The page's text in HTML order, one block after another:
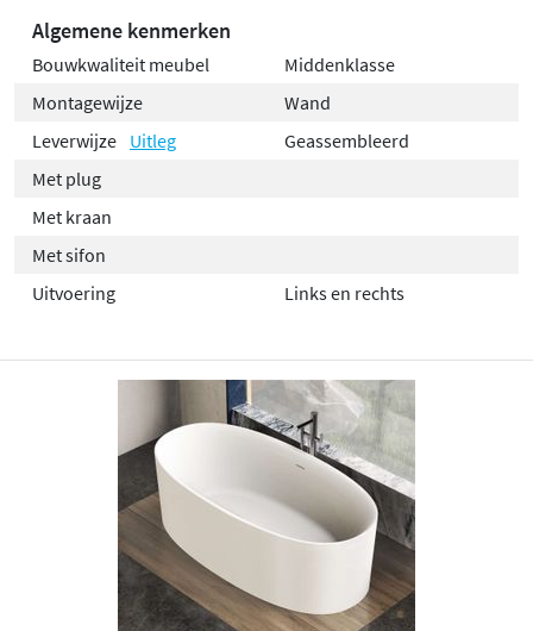
Algemene kenmerken
Bouwkwaliteit meubel
Middenklasse
Montagewijze
Wand
Leverwijze Uitleg
Geassembleerd
Met plug
Met kraan
Met sifon
Uitvoering
Links en rechts